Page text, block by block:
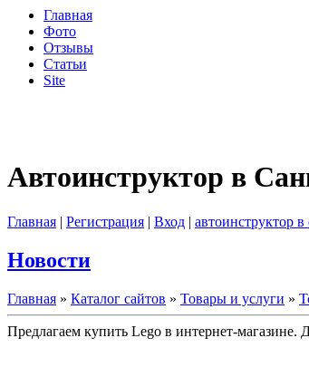
Главная
Фото
Отзывы
Статьи
Site
Автоинструктор в
Главная | Регистрация | Вход | автоинструктор в
Новости
Главная » Каталог сайтов » Товары и услуги »
Предлагаем купить Lego в интернет-магазине.